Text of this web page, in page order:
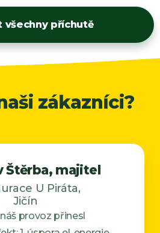
všechny příchutě
zákazníci?
Štěrba, majitel
U Piráta,
Jičín
provoz přinesl